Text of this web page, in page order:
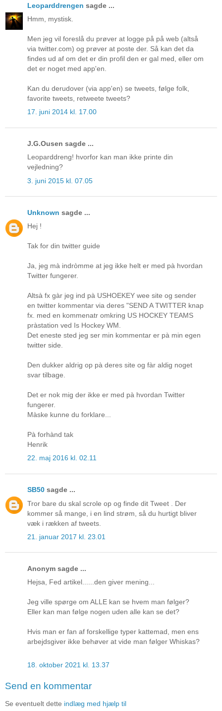
Leoparddrengen sagde ...
Hmm, mystisk.
Men jeg vil foreslå du prøver at logge på på web (altså
via twitter.com) og prøver at poste der. Så kan det da
findes ud af om det er din profil den er gal med, eller om
det er noget med app'en.
Kan du derudover (via app'en) se tweets, følge folk,
favorite tweets, retweete tweets?
17. juni 2014 kl. 17.00
J.G.Ousen sagde ...
Leoparddreng! hvorfor kan man ikke printe din
vejledning?
3. juni 2015 kl. 07.05
Unknown sagde ...
Hej !
Tak for din twitter guide
Ja, jeg mà indròmme at jeg ikke helt er med pà hvordan
Twitter fungerer.
Altsà fx gàr jeg ind pà USHOEKEY wee site og sender
en twitter kommentar via deres "SEND A TWITTER knap
fx. med en kommenatr omkring US HOCKEY TEAMS
pràstation ved Is Hockey WM.
Det eneste sted jeg ser min kommentar er pà min egen
twitter side.
Den dukker aldrig op pà deres site og fàr aldig noget
svar tilbage.
Det er nok mig der ikke er med pà hvordan Twitter
fungerer.
Màske kunne du forklare...
Pà forhànd tak
Henrik
22. maj 2016 kl. 02.11
SB50 sagde ...
Tror bare du skal scrole op og finde dit Tweet . Der
kommer så mange, i en lind strøm, så du hurtigt bliver
væk i rækken af tweets.
21. januar 2017 kl. 23.01
Anonym sagde ...
Hejsa, Fed artikel......den giver mening...
Jeg ville spørge om ALLE kan se hvem man følger?
Eller kan man følge nogen uden alle kan se det?
Hvis man er fan af forskellige typer kattemad, men ens
arbejdsgiver ikke behøver at vide man følger Whiskas?
18. oktober 2021 kl. 13.37
Send en kommentar
Se eventuelt dette indlæg med hjælp til